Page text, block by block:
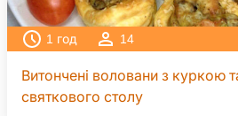
1 год 14
Витончені воловани з куркою
святкового столу